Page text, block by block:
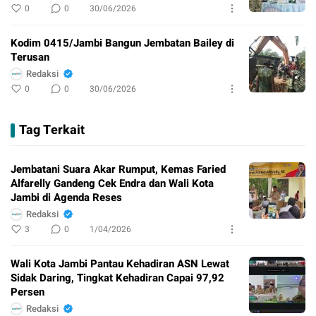
0 0 30/06/2026
Kodim 0415/Jambi Bangun Jembatan Bailey di
Terusan
Redaksi
0 0 30/06/2026
Tag Terkait
Jembatani Suara Akar Rumput, Kemas Faried
Alfarelly Gandeng Cek Endra dan Wali Kota
Jambi di Agenda Reses
Redaksi
3 0 1/04/2026
Wali Kota Jambi Pantau Kehadiran ASN Lewat
Sidak Daring, Tingkat Kehadiran Capai 97,92
Persen
Redaksi